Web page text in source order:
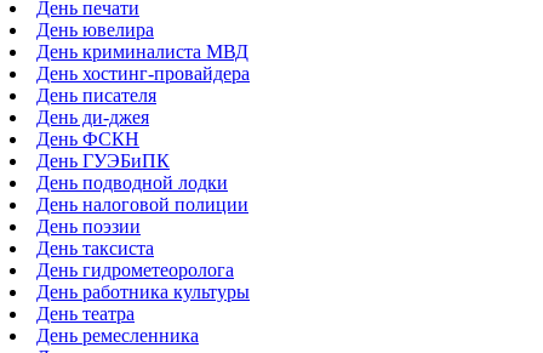
День печати
День ювелира
День криминалиста МВД
День хостинг-провайдера
День писателя
День ди-джея
День ФСКН
День ГУЭБиПК
День подводной лодки
День налоговой полиции
День поэзии
День таксиста
День гидрометеоролога
День работника культуры
День театра
День ремесленника